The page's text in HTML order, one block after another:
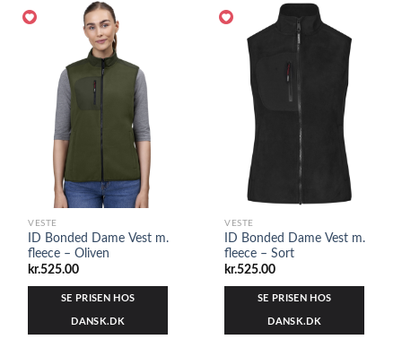
VESTE
ID Bonded Dame Vest m.
fleece – Oliven
kr.525.00
SE PRISEN HOS
DANSK.DK
VESTE
ID Bonded Dame Vest m.
fleece – Sort
kr.525.00
SE PRISEN HOS
DANSK.DK